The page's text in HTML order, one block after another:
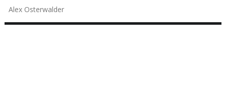
Alex Osterwalder